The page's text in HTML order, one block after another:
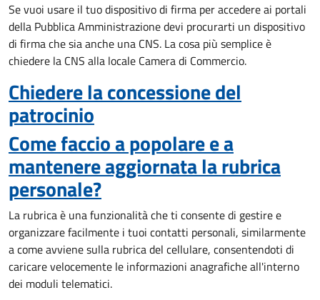
Se vuoi usare il tuo dispositivo di firma per accedere ai portali
della Pubblica Amministrazione devi procurarti un dispositivo
di firma che sia anche una CNS. La cosa più semplice è
chiedere la CNS alla locale Camera di Commercio.
Chiedere la concessione del
patrocinio
Come faccio a popolare e a
mantenere aggiornata la rubrica
personale?
La rubrica è una funzionalità che ti consente di gestire e
organizzare facilmente i tuoi contatti personali, similarmente
a come avviene sulla rubrica del cellulare, consentendoti di
caricare velocemente le informazioni anagrafiche all'interno
dei moduli telematici.